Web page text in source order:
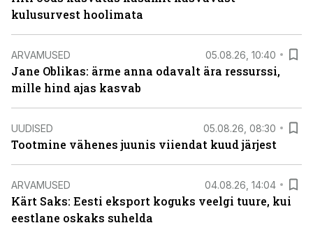
kulusurvest hoolimata
ARVAMUSED 05.08.26, 10:40
Jane Oblikas: ärme anna odavalt ära ressurssi,
mille hind ajas kasvab
UUDISED 05.08.26, 08:30
Tootmine vähenes juunis viiendat kuud järjest
ARVAMUSED 04.08.26, 14:04
Kärt Saks: Eesti eksport koguks veelgi tuure, kui
eestlane oskaks suhelda